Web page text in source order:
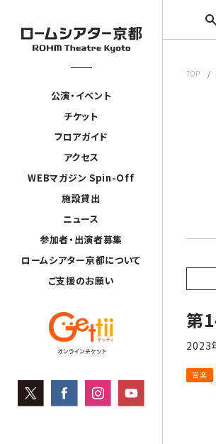
公演・イベント
チケット
フロアガイド
アクセス
WEBマガジン Spin-Off
施設貸出
ニュース
参加者・出演者募集
ロームシアター京都について
ご支援のお願い
TOP /
第
2023
音楽